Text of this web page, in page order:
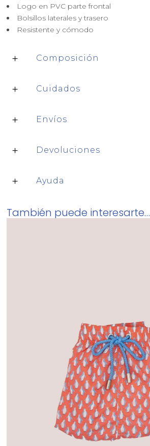
Logo en PVC parte frontal
Bolsillos laterales y trasero
Resistente y cómodo
Composición
Cuidados
Envíos
Devoluciones
Ayuda
También puede interesarte…